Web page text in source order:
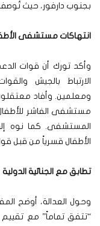
بجنوب دارفور، حيث تُوصف
انتهاكات مستشفى
وأكد تورك أن قوات
الارتباط بالجيش
مستشفى الفاشر
المستشفى. كما نوه
الأطفال قسرياً من قبل
تطابق مع الجنائية الدولية
وحول العدالة، أوضح
“تتفق تماماً” مع تقييم